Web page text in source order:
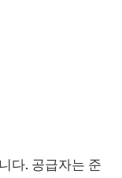
다. 공급자는 준